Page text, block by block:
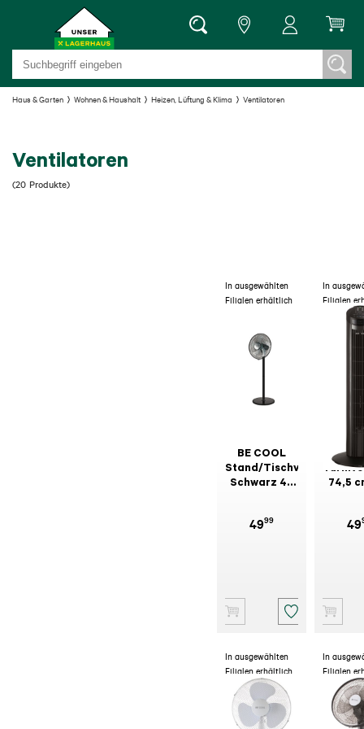
Haus & Garten Wohnen & Haushalt Heizen, Lüftung & Klima Ventilatoren
Ventilatoren
(20 Produkte)
In ausgewählten
Filialen erhältlich
BE COOL
Stand/Tischventilator
Schwarz 40
4999
In
Filialen
BE
74,5
49
In ausgewählten
Filialen erhältlich
In
Filialen